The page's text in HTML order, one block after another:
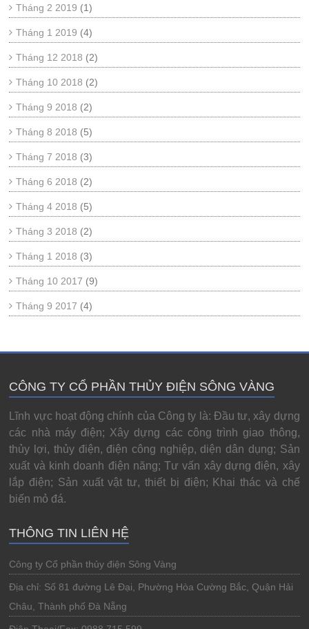
Tháng 2 2019 (1)
Tháng 1 2019 (4)
Tháng 12 2018 (2)
Tháng 10 2018 (2)
Tháng 9 2018 (2)
Tháng 8 2018 (5)
Tháng 7 2018 (3)
Tháng 6 2018 (2)
Tháng 4 2018 (5)
Tháng 3 2018 (2)
Tháng 1 2018 (3)
Tháng 10 2017 (9)
Tháng 9 2017 (4)
CÔNG TY CỔ PHẦN THỦY ĐIỆN SÔNG VÀNG
Lĩnh vực hoạt động chính của Công ty là: Đầu tư, xây dựng
các nhà máy điện; Xây dựng các công trình giao thông,
thủy lợi, thủy điện, điện công nghiệp, diện dân dụng; Sản
xuất và kinh doanh điện năng; Tư vấn xây dựng điện, xây
lắp điện; Sản xuất vật tư, thiết bị điện; Khai thác và chế
biến mỏ đá.
THÔNG TIN LIÊN HỆ
Công ty Cổ phần thủy điện Sông Vàng
Địa chỉ: Số 81 đường Lê Đại, Phường Hòa Cường Bắc, Quận Hải
Châu, Thành phố Đà Nẵng